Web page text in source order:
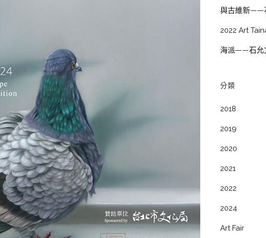
與古維新——
2022 Art
海派——石允
分類
2018
2019
2020
2021
2022
2024
Art Fair